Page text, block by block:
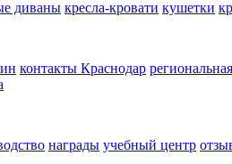
диваны кресла-кровати кушетки
контакты Краснодар
награды учебный центр